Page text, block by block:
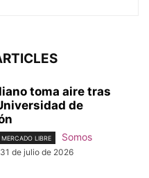
toma aire tras
de
LIBRE
Somos
31 de julio de 2026